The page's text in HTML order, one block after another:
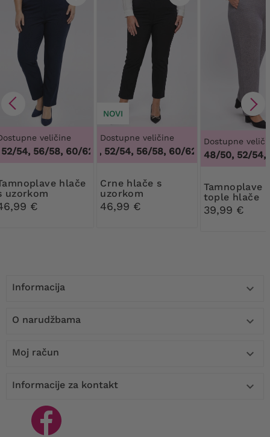
veličine
54, 56/58, 60/62,48/50, 52/54, 56/58, 60/62
uzorkom
€
NOVI
Dostupne veličine
48/50, 52/54, 56/58, 60/62,48/50, 52/54,
Crne hlače s
uzorkom
46,99 €
Dostupne
48/50, 52/54,
Tamnoplave i bež
tople hlače
39,99 €
Informacija 
O narudžbama 
Moj račun 
Informacije za kontakt 